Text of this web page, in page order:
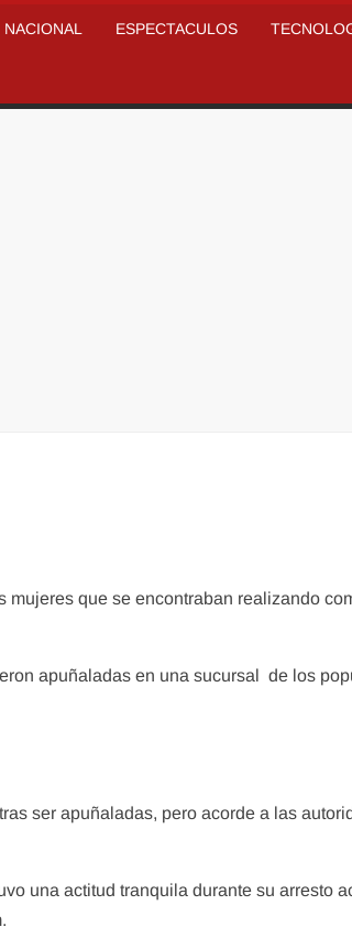
NACIONAL ESPECTACULOS
mujeres que se encontraban realizando
apuñaladas en una sucursal de los
ser apuñaladas, pero acorde a las
una actitud tranquila durante su arresto